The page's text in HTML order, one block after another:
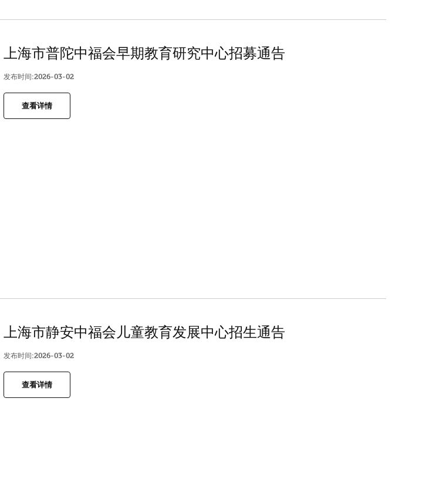
上海市普陀中福会早期教育研究中心招募通告
发布时间:2026-03-02
查看详情
上海市静安中福会儿童教育发展中心招生通告
发布时间:2026-03-02
查看详情